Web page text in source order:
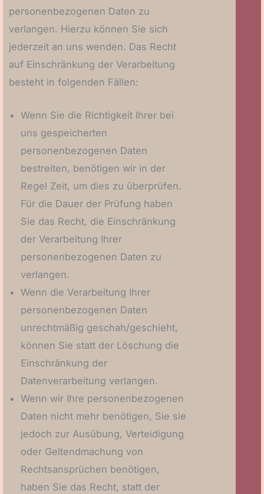
personenbezogenen Daten zu
verlangen. Hierzu können Sie sich
jederzeit an uns wenden. Das Recht
auf Einschränkung der Verarbeitung
besteht in folgenden Fällen:
Wenn Sie die Richtigkeit Ihrer bei
uns gespeicherten
personenbezogenen Daten
bestreiten, benötigen wir in der
Regel Zeit, um dies zu überprüfen.
Für die Dauer der Prüfung haben
Sie das Recht, die Einschränkung
der Verarbeitung Ihrer
personenbezogenen Daten zu
verlangen.
Wenn die Verarbeitung Ihrer
personenbezogenen Daten
unrechtmäßig geschah/geschieht,
können Sie statt der Löschung die
Einschränkung der
Datenverarbeitung verlangen.
Wenn wir Ihre personenbezogenen
Daten nicht mehr benötigen, Sie sie
jedoch zur Ausübung, Verteidigung
oder Geltendmachung von
Rechtsansprüchen benötigen,
haben Sie das Recht, statt der